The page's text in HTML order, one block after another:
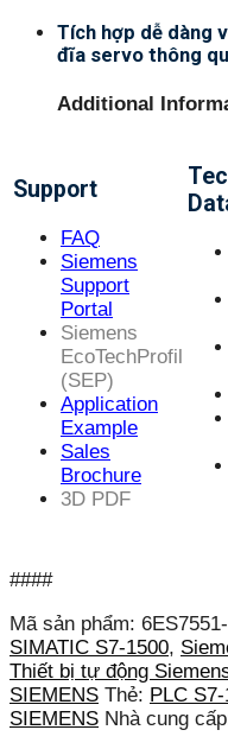
Tích hợp dễ dàng
đĩa servo thông
Additional
Support
FAQ
Siemens
Support
Portal
Siemens
EcoTechProfil
(SEP)
Application
Example
Sales
Brochure
3D PDF
####
Mã sản phẩm:
SIMATIC S7-1500,
Thiết bị tự động
SIEMENS Thẻ: PLC
SIEMENS Nhà cung